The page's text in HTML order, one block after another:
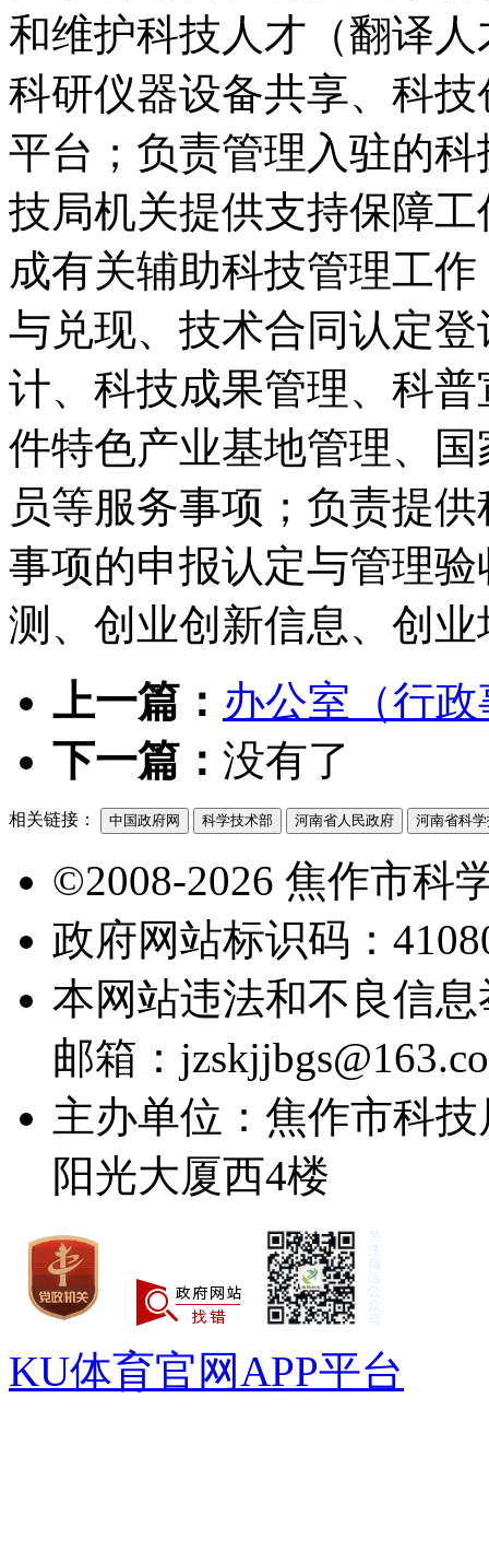
和维护科技人才（翻译
科研仪器设备共享、科
平台；负责管理入驻的
技局机关提供支持保障
成有关辅助科技管理工
与兑现、技术合同认定
计、科技成果管理、科
件特色产业基地管理、
员等服务事项；负责提
事项的申报认定与管理
测、创业创新信息、创
上一篇： 办公室（行
下一篇： 没有了
相关链接： 中国政府网 科学技术部 河南省人民政府 河南省科
©2008-2026 焦作市科
政府网站标识码：
本网站违法和不良信息
邮箱：
主办单位：焦作市科
阳光大厦西4楼
KU体育官网APP平台